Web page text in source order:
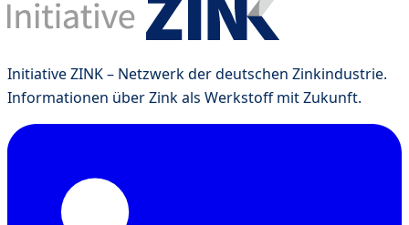
Initiative ZINK – Netzwerk der deutschen Zinkindustrie.
Informationen über Zink als Werkstoff mit Zukunft.